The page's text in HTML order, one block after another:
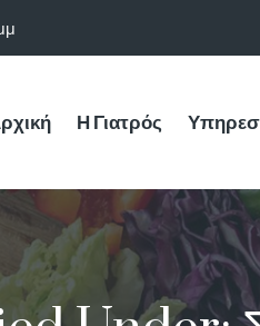
Η Γιατρός